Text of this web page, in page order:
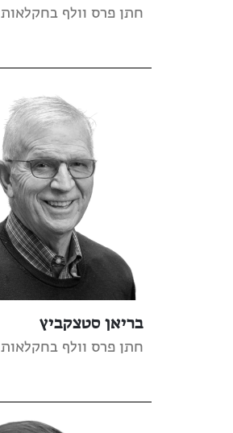
חתן פרס וולף בחקלאות 2025
בריאן סטצקביץ
חתן פרס וולף בחקלאות 2025